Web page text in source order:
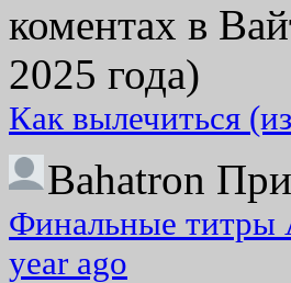
коментах в
2025 года)
Как вылечиться
Bahatron
Финальные титры
year ago